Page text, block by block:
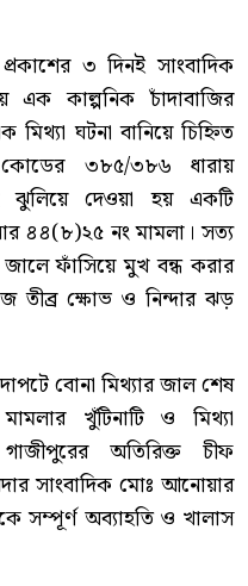
৩ দিনই সাংবাদিক
কাল্পনিক চাঁদাবাজির
ঘটনা বানিয়ে চিহ্নিত
কোডের ৩৮৫/৩৮৬ ধারায়
ঝুলিয়ে দেওয়া হয় একটি
৪৪(৮)২৫ নং মামলা। সত্য
ফাঁসিয়ে মুখ বন্ধ করার
তীব্র ক্ষোভ ও নিন্দার ঝড়
বোনা মিথ্যার জাল শেষ
খুঁটিনাটি ও মিথ্যা
অতিরিক্ত চীফ
সাংবাদিক মোঃ আনোয়ার
সম্পূর্ণ অব্যাহতি ও খালাস